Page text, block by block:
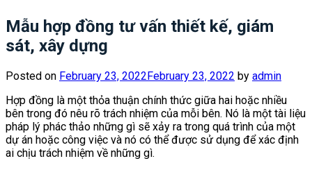
Mẫu hợp đồng tư vấn thiết kế, giám
sát, xây dựng
Posted on February 23, 2022February 23, 2022 by admin
Hợp đồng là một thỏa thuận chính thức giữa hai hoặc nhiều
bên trong đó nêu rõ trách nhiệm của mỗi bên. Nó là một tài liệu
pháp lý phác thảo những gì sẽ xảy ra trong quá trình của một
dự án hoặc công việc và nó có thể được sử dụng để xác định
ai chịu trách nhiệm về những gì.